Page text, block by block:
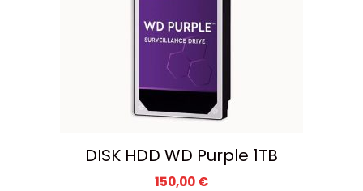
DISK HDD WD Purple 1TB
150,00€